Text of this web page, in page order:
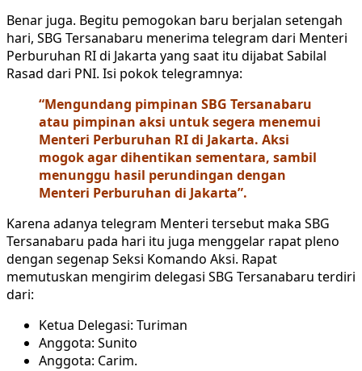
Benar juga. Begitu pemogokan baru berjalan setengah
hari, SBG Tersanabaru menerima telegram dari Menteri
Perburuhan RI di Jakarta yang saat itu dijabat Sabilal
Rasad dari PNI. Isi pokok telegramnya:
“Mengundang pimpinan SBG Tersanabaru
atau pimpinan aksi untuk segera menemui
Menteri Perburuhan RI di Jakarta. Aksi
mogok agar dihentikan sementara, sambil
menunggu hasil perundingan dengan
Menteri Perburuhan di Jakarta”.
Karena adanya telegram Menteri tersebut maka SBG
Tersanabaru pada hari itu juga menggelar rapat pleno
dengan segenap Seksi Komando Aksi. Rapat
memutuskan mengirim delegasi SBG Tersanabaru terdiri
dari:
Ketua Delegasi: Turiman
Anggota: Sunito
Anggota: Carim.